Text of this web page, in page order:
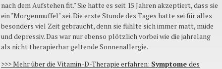
nachdemAufstehenfit."Sie hatte es seit 15 Jahrenakzeptiert,dass sie
ein"Morgenmuffel" sei. Die erste Stunde des Tages hatte sei füralles
besonders viel Zeitgebraucht,denn sie fühlte sichimmer matt, müde
unddepressiv. Das war nurebenso plötzlichvorbeiwie die jahrelang
als nichttherapierbargeltende Sonnenallergie.
>>>Mehrüberdie Vitamin-D-Therapie erfahren: Symptome des